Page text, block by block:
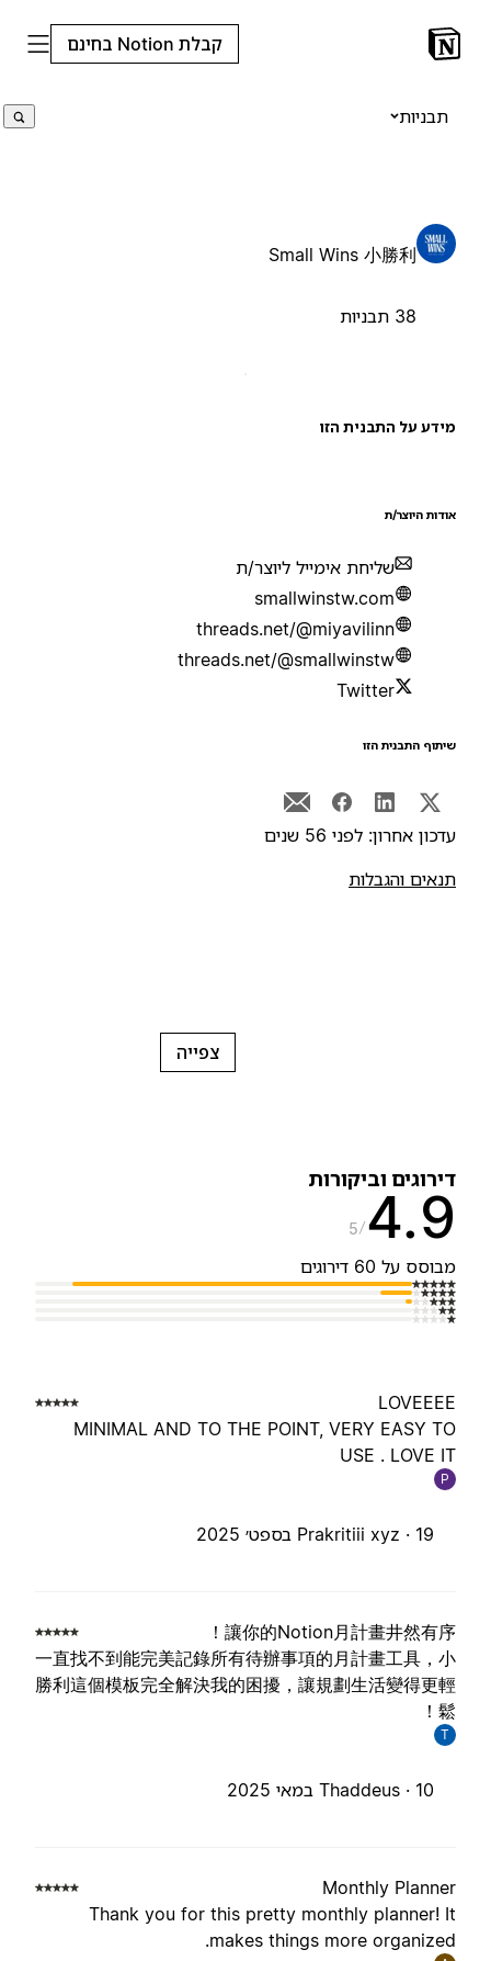
קבלת Notion בחינם
תבניות
Small Wins 小勝利
על התבנית הזו
היוצר/ת
שליחת אימייל ליוצר/ת
smallwinstw.com
threads.net/@miyavilinn
threads.net/@smallwinstw
Twitter
התבנית הזו
אחרון: לפני 56 שנים
והגבלות
צפייה
וביקורות
5
על 60 דירוגים
MINIMAL AND TO THE POINT, VERY EASY
USE . LOVE
Prakritiii xyz ·
讓你的Notion月計畫井然有序
一直找不到能完美記錄所有待辦事項的月計畫工具，
勝利這個模板完全解決我的困擾，讓規劃生活變得更
Thaddeus ·
Monthly
Thank you for this pretty monthly planner!
makes things more